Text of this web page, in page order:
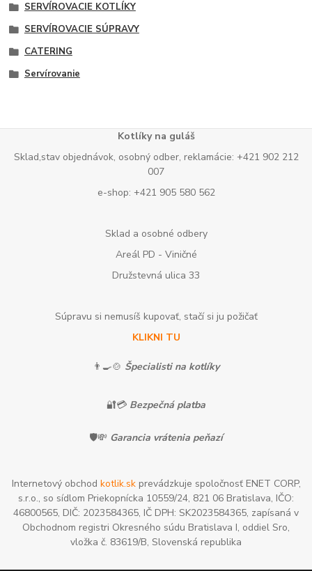
SERVÍROVACIE KOTLÍKY
SERVÍROVACIE SÚPRAVY
CATERING
Servírovanie
Kotlíky na guláš
Sklad,stav objednávok, osobný odber, reklamácie: +421 902 212
007
e-shop: +421 905 580 562
Sklad a osobné odbery
Areál PD - Viničné
Družstevná ulica 33
Súpravu si nemusíš kupovať, stačí si ju požičať
KLIKNI TU
👨‍🍳🍲 Špecialisti na kotlíky
🔐💳 Bezpečná platba
🛡️💸 Garancia vrátenia peňazí
Internetový obchod kotlik.skprevádzkuje spoločnosť ENET CORP,
s.r.o., so sídlom Priekopnícka 10559/24, 821 06 Bratislava, IČO:
46800565, DIČ: 2023584365, IČ DPH: SK2023584365, zapísaná v
Obchodnom registri Okresného súdu Bratislava I, oddiel Sro,
vložka č. 83619/B, Slovenská republika